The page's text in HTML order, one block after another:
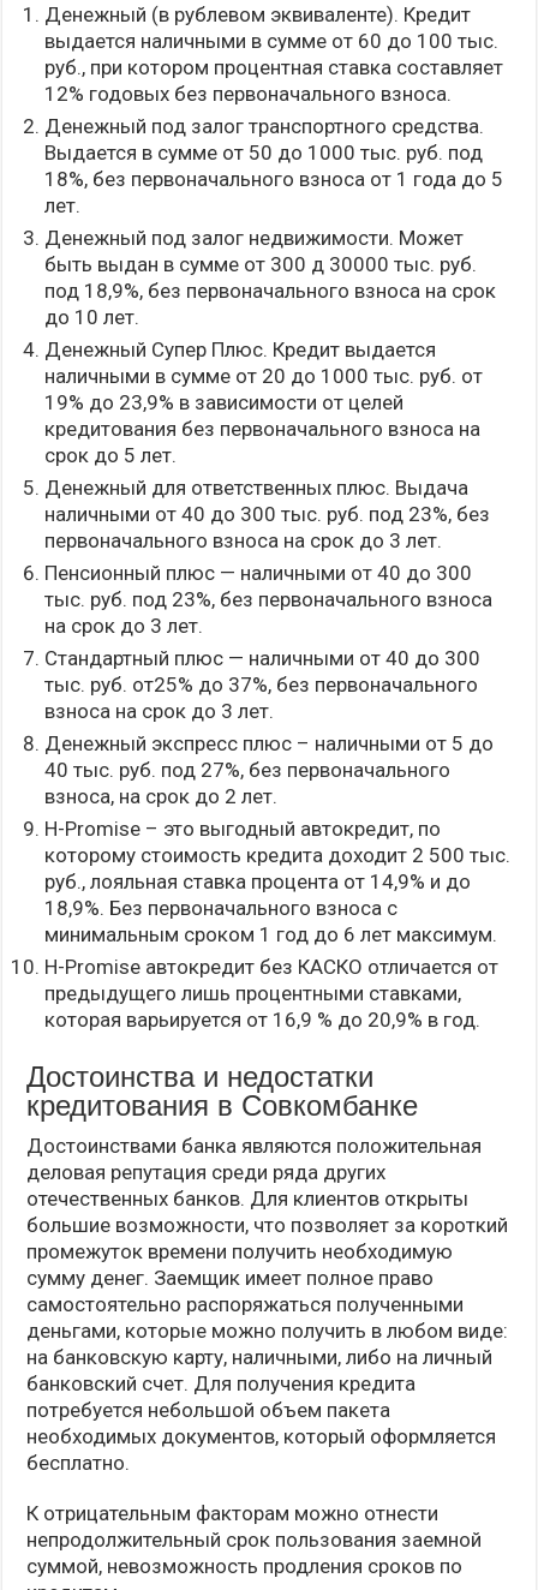
Денежный (в рублевом эквиваленте). Кредит
выдается наличными в сумме от 60 до 100 тыс.
руб., при котором процентная ставка составляет
12% годовых без первоначального взноса.
Денежный под залог транспортного средства.
Выдается в сумме от 50 до 1000 тыс. руб. под
18%, без первоначального взноса от 1 года до 5
лет.
Денежный под залог недвижимости. Может
быть выдан в сумме от 300 д 30000 тыс. руб.
под 18,9%, без первоначального взноса на срок
до 10 лет.
Денежный Супер Плюс. Кредит выдается
наличными в сумме от 20 до 1000 тыс. руб. от
19% до 23,9% в зависимости от целей
кредитования без первоначального взноса на
срок до 5 лет.
Денежный для ответственных плюс. Выдача
наличными от 40 до 300 тыс. руб. под 23%, без
первоначального взноса на срок до 3 лет.
Пенсионный плюс — наличными от 40 до 300
тыс. руб. под 23%, без первоначального взноса
на срок до 3 лет.
Стандартный плюс — наличными от 40 до 300
тыс. руб. от25% до 37%, без первоначального
взноса на срок до 3 лет.
Денежный экспресс плюс – наличными от 5 до
40 тыс. руб. под 27%, без первоначального
взноса, на срок до 2 лет.
H-Promise – это выгодный автокредит, по
которому стоимость кредита доходит 2 500 тыс.
руб., лояльная ставка процента от 14,9% и до
18,9%. Без первоначального взноса с
минимальным сроком 1 год до 6 лет максимум.
H-Promise автокредит без КАСКО отличается от
предыдущего лишь процентными ставками,
которая варьируется от 16,9 % до 20,9% в год.
Достоинства и недостатки
кредитования в Совкомбанке
Достоинствами банка являются положительная
деловая репутация среди ряда других
отечественных банков. Для клиентов открыты
большие возможности, что позволяет за короткий
промежуток времени получить необходимую
сумму денег. Заемщик имеет полное право
самостоятельно распоряжаться полученными
деньгами, которые можно получить в любом виде:
на банковскую карту, наличными, либо на личный
банковский счет. Для получения кредита
потребуется небольшой объем пакета
необходимых документов, который оформляется
бесплатно.
К отрицательным факторам можно отнести
непродолжительный срок пользования заемной
суммой, невозможность продления сроков по